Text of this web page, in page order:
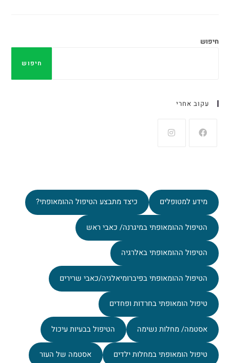
חיפוש
חיפוש
עקוב אחרי
מידע למטופלים כיצד מתבצע הטיפול ההומאופתי?
הטיפול ההומאופתי במיגרנה/ כאבי ראש
הטיפול ההומאופתי באלרגיה
הטיפול ההומאופתי בפיברומיאלגיה/כאבי שרירים
טיפול הומאופתי בחרדות ופחדים
אסטמה/ מחלות נשימה הטיפול בבעיות עיכול
טיפול הומאופתי במחלות ילדים אסטמה של העור